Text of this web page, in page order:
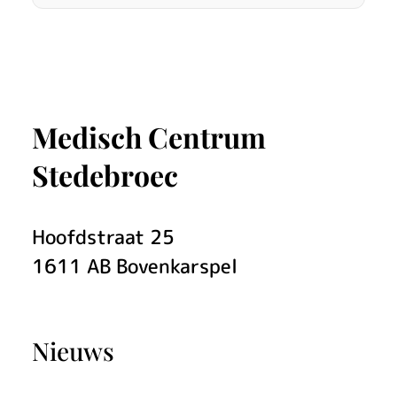
Medisch Centrum
Stedebroec
Hoofdstraat 25
1611 AB Bovenkarspel
Nieuws